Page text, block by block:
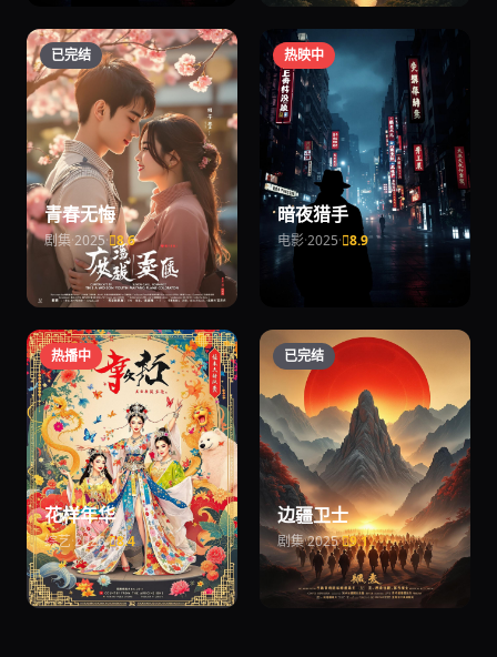
已完结
青春无悔
剧集·2025· 8.6
热映中
暗夜猎手
电影·2025· 8.9
热播中
花样年华
综艺·2026· 8.4
已完结
边疆卫士
剧集·2025· 9.1